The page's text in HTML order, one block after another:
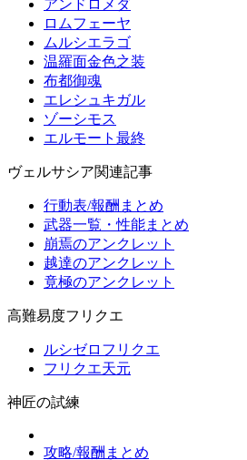
アンドロメダ
ロムフェーヤ
ムルシエラゴ
温羅面金色之装
布都御魂
エレシュキガル
ゾーシモス
エルモート最終
ヴェルサシア関連記事
行動表/報酬まとめ
武器一覧・性能まとめ
崩焉のアンクレット
越達のアンクレット
竟極のアンクレット
高難易度フリクエ
ルシゼロフリクエ
フリクエ天元
神匠の試練
攻略/報酬まとめ